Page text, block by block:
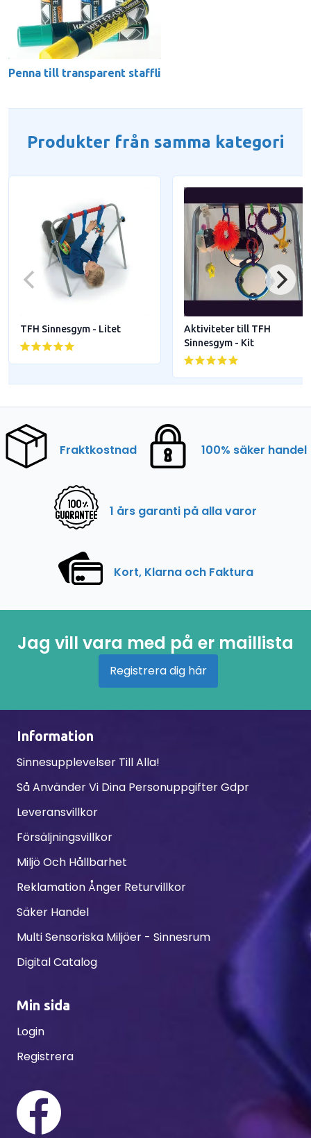
Penna till transparent staffli
Produkter från samma kategori
TFH Sinnesgym - Litet
Aktiviteter till TFH
Sinnesgym - Kit
Fraktkostnad 100% säker handel
1 års garanti på alla varor
Kort, Klarna och Faktura
Jag vill vara med på er maillista
Registrera dig här
Information
Sinnesupplevelser Till Alla!
Så Använder Vi Dina Personuppgifter Gdpr
Leveransvillkor
Försäljningsvillkor
Miljö Och Hållbarhet
Reklamation Ånger Returvillkor
Säker Handel
Multi Sensoriska Miljöer - Sinnesrum
Digital Catalog
Min sida
Login
Registrera